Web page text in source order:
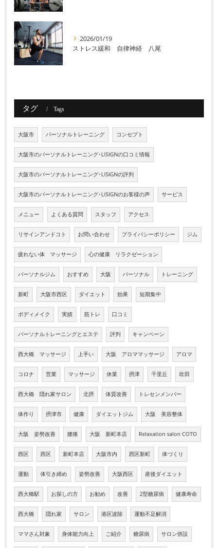
2026/01/19
ストレス緩和 自律神経 八尾
タグ Tags
大阪市 パーソナルトレーニング コンセプト
大阪市のパーソナルトレーニング･LISIGNの口コミ情報
大阪市のパーソナルトレーニング･LISIGNの評判
大阪市のパーソナルトレーニング･LISIGNのお客様の声 サービス
メニュー よくある質問 スタッフ アクセス
リサインアンドコト お問い合わせ プライバシーポリシー ジム
疲れない体 マッサージ 心の健康 リラクゼーション
パーソナルジム おすすめ 大阪 パーソナル トレーニング
新町 大阪市西区 ダイエット 効果 短期集中
ボディメイク 実績 筋トレ 口コミ
パーソナルトレーニングとエステ 評判 キャンペーン
西大橋 マッサージ 上手い 大阪 アロママッサージ アロマ
コロナ 営業 マッサージ 休業 摂津 千里丘 吹田
西大橋 隠れ家サロン 北摂 体質改善 トレセンメンバー
体作り 摂津市 健康 ダイエットジム 大阪 美容整体
大阪 姿勢改善 腰痛 大阪 新町本店 Relaxation salon COTO
西区 西区 新町本店 大阪市内 西区新町 体づくり
運動 体引き締め 姿勢改善 大阪西区 産後ダイエット
西大橋駅 お探しの方 お勧め 改善 2型糖尿病 健康寿命
西大橋 隠れ家 サロン 港区波除 運動不足解消
ママさん対象 身体能力向上 ご紹介 糖尿病 サロン併設